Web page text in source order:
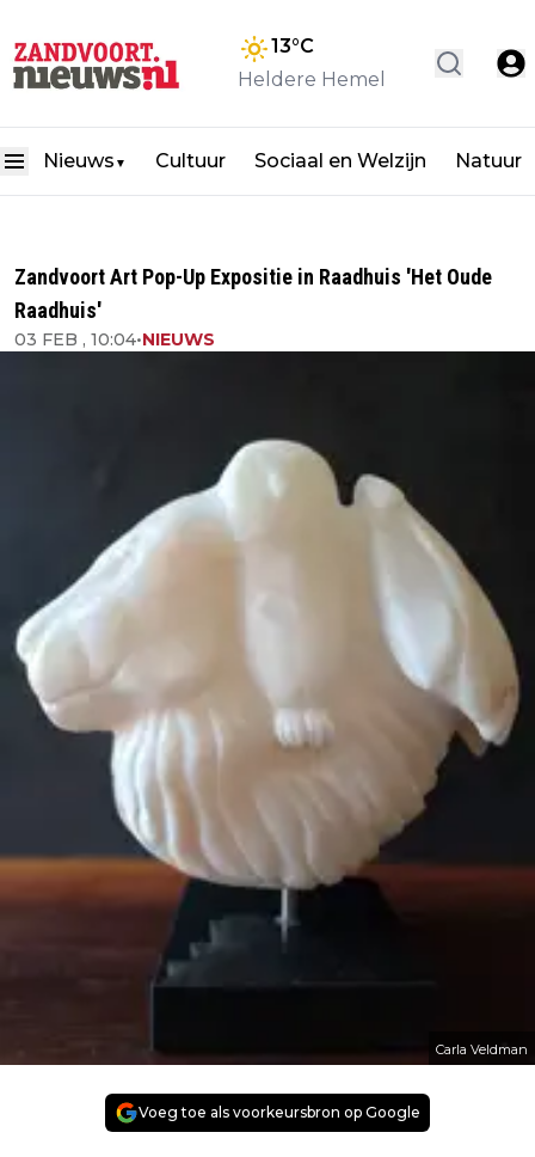
13°C
Heldere Hemel
Nieuws ▼ Cultuur Sociaal en Welzijn Natuur
Zandvoort Art Pop-Up Expositie in Raadhuis 'Het Oude
Raadhuis'
03 FEB , 10:04•NIEUWS
Carla Veldman
Voeg toe als voorkeursbron op Google